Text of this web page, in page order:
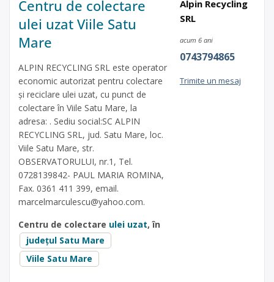
Centru de colectare
ulei uzat Viile Satu
Mare
ALPIN RECYCLING SRL este operator
economic autorizat pentru colectare
și reciclare ulei uzat, cu punct de
colectare în Viile Satu Mare, la
adresa: . Sediu social:SC ALPIN
RECYCLING SRL, jud. Satu Mare, loc.
Viile Satu Mare, str.
OBSERVATORULUI, nr.1, Tel.
0728139842- PAUL MARIA ROMINA,
Fax. 0361 411 399, email.
marcelmarculescu@yahoo.com.
Centru de colectare ulei uzat, în
județul Satu Mare
Viile Satu Mare
Alpin Recycling
SRL
acum 6 ani
0743794865
Trimite un mesaj